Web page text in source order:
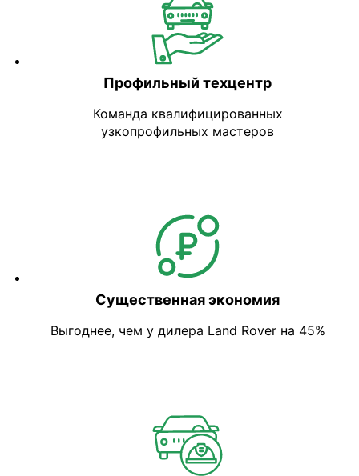
Профильный техцентр
Команда квалифицированных
узкопрофильных мастеров
Существенная экономия
Выгоднее, чем у дилера Land Rover на 45%